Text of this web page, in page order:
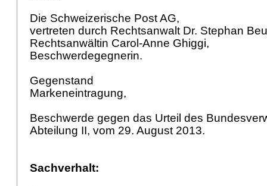
Die Schweizerische Post AG,
vertreten durch Rechtsanwalt Dr. Stephan
Rechtsanwältin Carol-Anne Ghiggi,
Beschwerdegegnerin.
Gegenstand
Markeneintragung,
Beschwerde gegen das Urteil des
Abteilung II, vom 29. August 2013.
Sachverhalt: